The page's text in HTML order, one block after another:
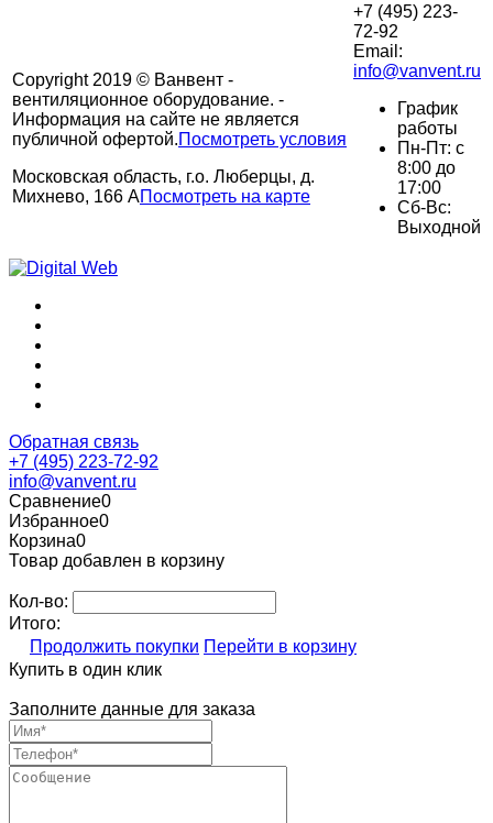
Copyright 2019 © Ванвент -
вентиляционное оборудование. -
Информация на сайте не является
публичной офертой.Посмотреть условия
Московская область, г.о. Люберцы, д.
Михнево, 166 АПосмотреть на карте
+7 (495) 223-
72-92
Email:
info@vanvent.ru
График
работы
Пн-Пт: с
8:00 до
17:00
Сб-Вс:
Выходной
Обратная связь
+7 (495) 223-72-92
info@vanvent.ru
Сравнение0
Избранное0
Корзина0
Товар добавлен в корзину
Кол-во:
Итого:
Продолжить покупки Перейти в корзину
Купить в один клик
Заполните данные для заказа